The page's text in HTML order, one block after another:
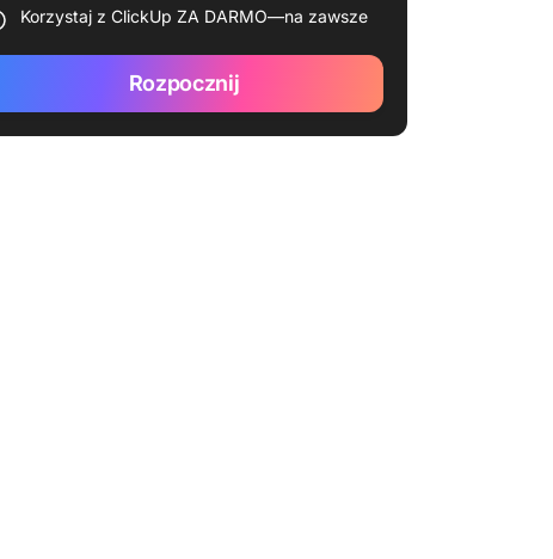
Korzystaj z ClickUp ZA DARMO—na zawsze
Rozpocznij